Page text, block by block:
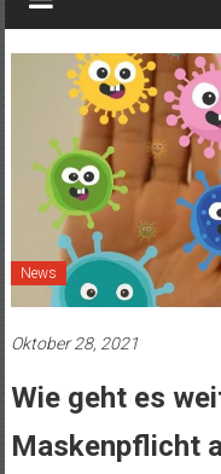
News
Oktober 28, 2021
Wie geht es
Maskenpflicht